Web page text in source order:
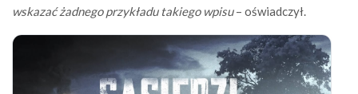
wskazać żadnego przykładu takiego wpisu– oświadczył.